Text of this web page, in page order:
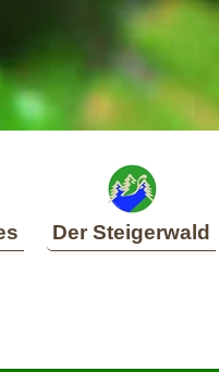
Der Steigerwald